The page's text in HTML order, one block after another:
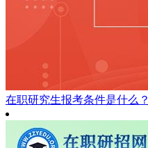
在职研究生报考条件是什么？